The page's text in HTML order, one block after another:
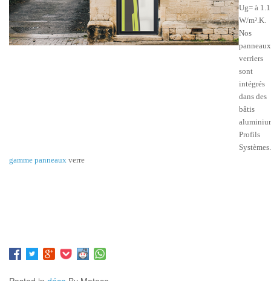
Ug= à 1.1
W/m².K.
Nos
panneaux
verriers
sont
intégrés
dans des
bâtis
Profils
Systèmes.
gamme panneaux verre